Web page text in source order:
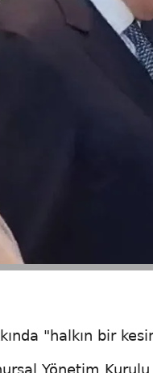
"halkın bir
Yönetim Kurulu